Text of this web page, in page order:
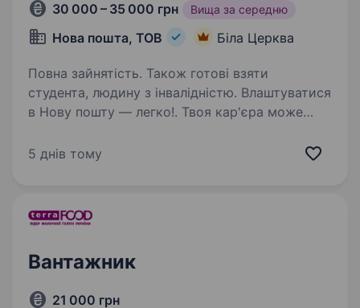
30 000 – 35 000 грн Вища за середню
Нова пошта, ТОВ Біла Церква
Повна зайнятість. Також готові взяти
студента, людину з інвалідністю. Влаштуватися
в Нову пошту — легко!. Твоя кар'єра може
ми в пошуку вантажника. Ти шукаєш?
затримок…
5 днів тому
Вантажник
21 000 грн